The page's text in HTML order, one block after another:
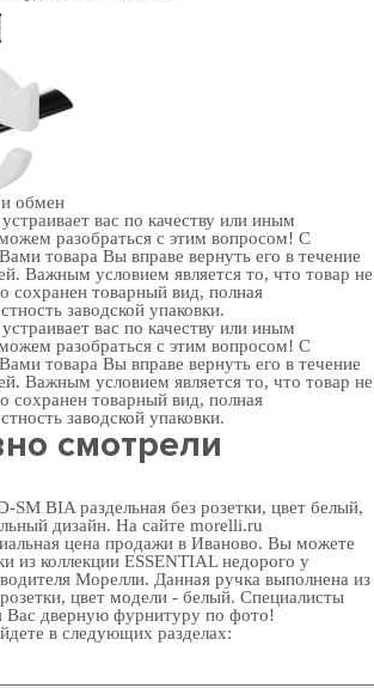
и обмен
вас по качеству или иным
разобраться с этим вопросом! С
товара Вы вправе вернуть его в течение
Важным условием является то, что товар не
сохранен товарный вид, полная
заводской упаковки.
вас по качеству или иным
разобраться с этим вопросом! С
товара Вы вправе вернуть его в течение
Важным условием является то, что товар не
сохранен товарный вид, полная
заводской упаковки.
смотрели
SM BIA раздельная без розетки, цвет белый,
дизайн. На сайте morelli.ru
цена продажи в Иваново. Вы можете
из коллекции ESSENTIAL недорого у
Морелли. Данная ручка выполнена из
цвет модели - белый. Специалисты
Вас дверную фурнитуру по фото!
в следующих разделах: